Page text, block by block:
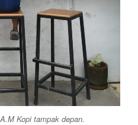
Kopi tampak depan.